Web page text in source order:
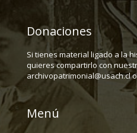
Donaciones
Si tienes material ligado a la
quieres compartirlo con
archivopatrimonial@usach.cl
Menú